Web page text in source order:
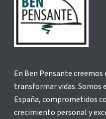
En Ben Pensante
transformar vidas. Somos
España, comprometidos
crecimiento personal y